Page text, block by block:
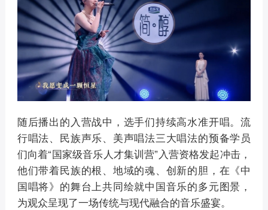
随后播出的入营战中，选手们持续高水准开唱。流
行唱法、民族声乐、美声唱法三大唱法的预备学员
们向着“国家级音乐人才集训营”入营资格发起冲击，
他们带着民族的根、地域的魂、创新的胆，在《中
国唱将》的舞台上共同绘就中国音乐的多元图景，
为观众呈现了一场传统与现代融合的音乐盛宴。